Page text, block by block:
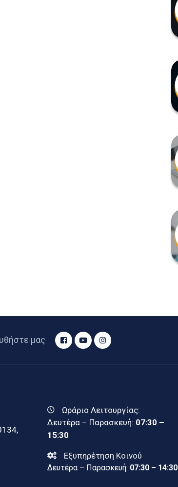
μας
Ωράριο Λειτουργίας:
Δευτέρα – Παρασκευή: 07:30 –
15:30
Εξυπηρέτηση Κοινού
Δευτέρα – Παρασκευή: 07:30 – 14:30